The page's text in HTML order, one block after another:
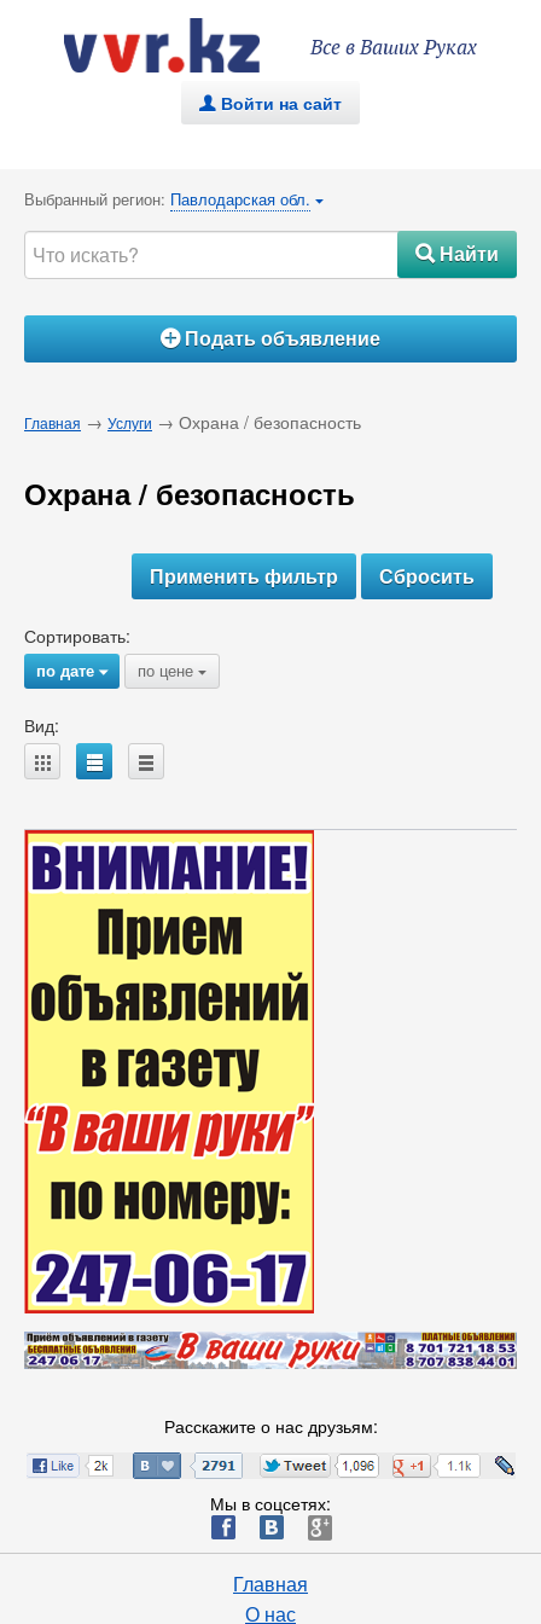
Все в Ваших Руках
. Войти на сайт
Выбранный регион: Павлодарская обл. {
#Найти
ÁПодать объявление
Главная → Услуги → Охрана / безопасность
Охрана / безопасность
Сортировать:
по дате{ по цене {
Вид:
A B C
Расскажите о нас друзьям:
Мы в соцсетях:
ä æ è
Главная
О нас